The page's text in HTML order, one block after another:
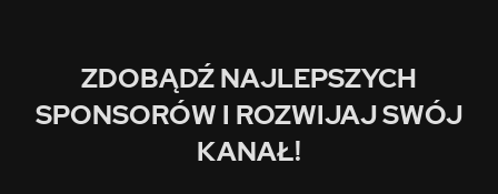
ZDOBĄDŹ NAJLEPSZYCH
SPONSORÓW I ROZWIJAJ SWÓJ
KANAŁ!